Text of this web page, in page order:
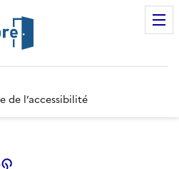
de l’accessibilité
Twitter)